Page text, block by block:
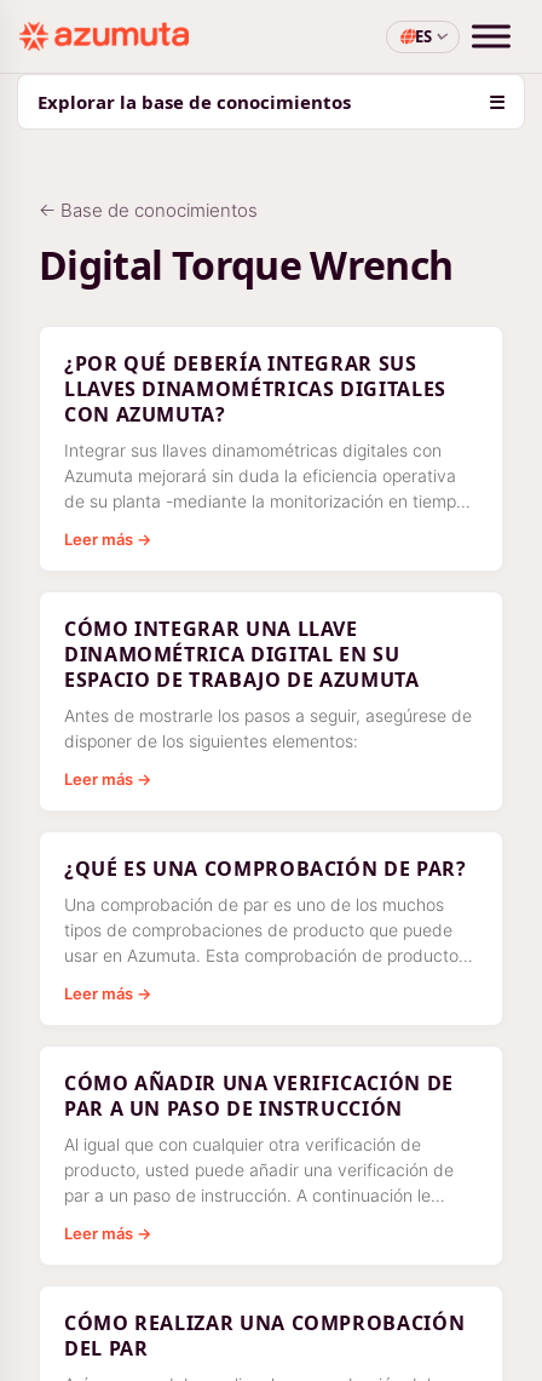
ES
Explorar la base de conocimientos ☰
← Base de conocimientos
Digital Torque Wrench
¿POR QUÉ DEBERÍA INTEGRAR SUS
LLAVES DINAMOMÉTRICAS DIGITALES
CON AZUMUTA?
Integrar sus llaves dinamométricas digitales con
Azumuta mejorará sin duda la eficiencia operativa
de su planta -mediante la monitorización en tiempo
Leer más →
CÓMO INTEGRAR UNA LLAVE
DINAMOMÉTRICA DIGITAL EN SU
ESPACIO DE TRABAJO DE AZUMUTA
Antes de mostrarle los pasos a seguir, asegúrese de
disponer de los siguientes elementos:
Leer más →
¿QUÉ ES UNA COMPROBACIÓN DE PAR?
Una comprobación de par es uno de los muchos
tipos de comprobaciones de producto que puede
usar en Azumuta. Esta comprobación de producto
cualquier apriete.
Leer más →
CÓMO AÑADIR UNA VERIFICACIÓN DE
PAR A UN PASO DE INSTRUCCIÓN
Al igual que con cualquier otra verificación de
producto, usted puede añadir una verificación de
par a un paso de instrucción. A continuación le
Leer más →
CÓMO REALIZAR UNA COMPROBACIÓN
DEL PAR